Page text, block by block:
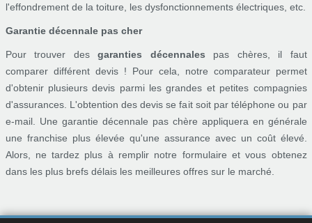
l'effondrement de la toiture, les dysfonctionnements électriques, etc.
Garantie décennale pas cher
Pour trouver des garanties décennales pas chères, il faut
comparer différent devis ! Pour cela, notre comparateur permet
d'obtenir plusieurs devis parmi les grandes et petites compagnies
d'assurances. L'obtention des devis se fait soit par téléphone ou par
e-mail. Une garantie décennale pas chère appliquera en générale
une franchise plus élevée qu'une assurance avec un coût élevé.
Alors, ne tardez plus à remplir notre formulaire et vous obtenez
dans les plus brefs délais les meilleures offres sur le marché.